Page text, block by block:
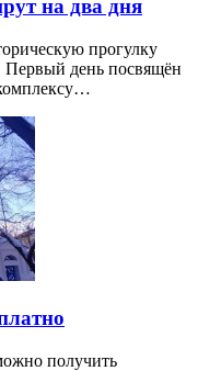
на два дня
прогулку
Первый день посвящён
получить